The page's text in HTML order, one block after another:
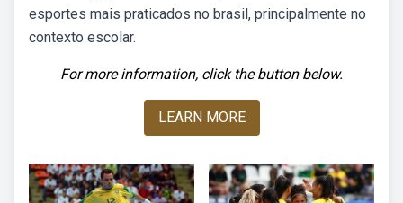
esportes mais praticados no brasil, principalmente no
contexto escolar.
For more information, click the button below.
LEARN MORE